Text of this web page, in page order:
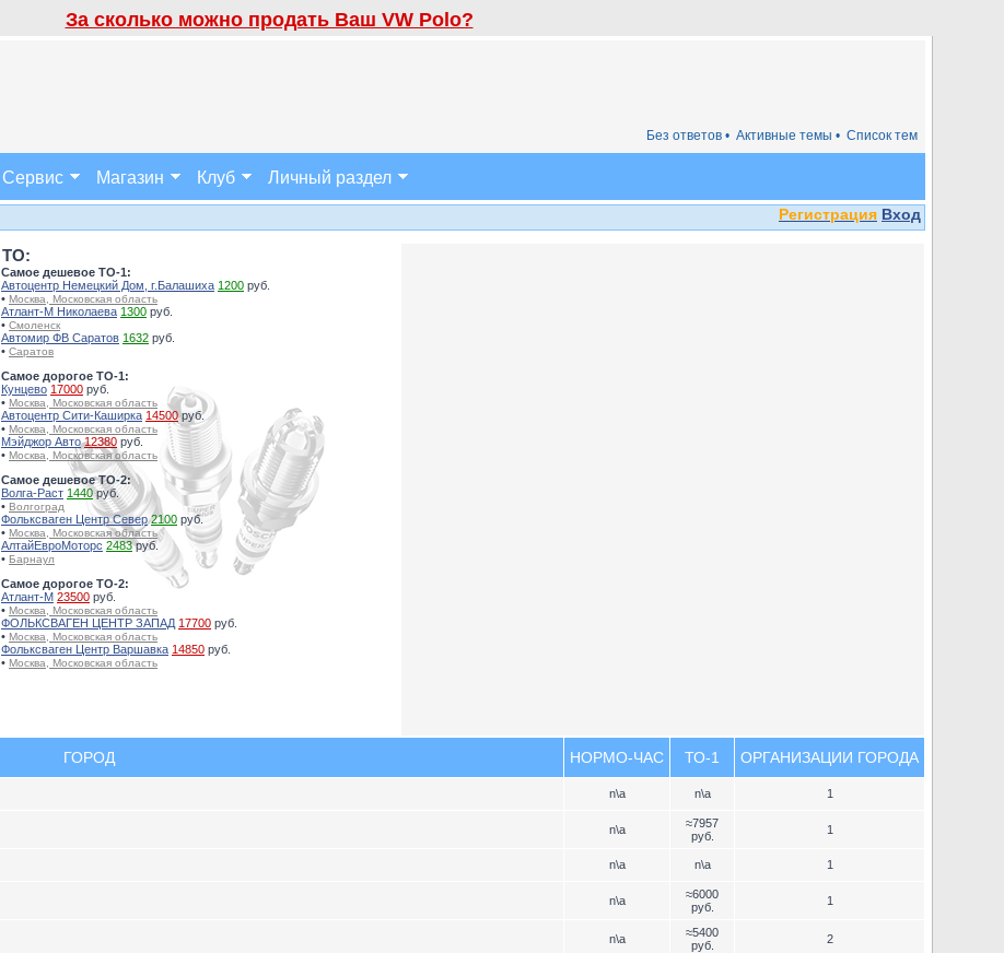
За сколько можно продать Ваш VW Polo?
Список тем
Активные темы •
Без ответов •
Сервис Магазин Клуб Личный раздел
Регистрация Вход
TO:
Самое дешевое ТО-1:
Автоцентр Немецкий Дом, г.Балашиха 1200 руб.
• Москва, Московская область
Атлант-М Николаева 1300 руб.
• Смоленск
Автомир ФВ Саратов 1632 руб.
• Саратов
Самое дорогое ТО-1:
Кунцево 17000 руб.
• Москва, Московская область
Автоцентр Сити-Каширка 14500 руб.
• Москва, Московская область
Мэйджор Авто 12380 руб.
• Москва, Московская область
Самое дешевое ТО-2:
Волга-Раст 1440руб.
• Волгоград
Фольксваген Центр Север 2100 руб.
• Москва, Московская область
АлтайЕвроМоторс 2483руб.
• Барнаул
Самое дорогое ТО-2:
Атлант-М 23500 руб.
• Москва, Московская область
ФОЛЬКСВАГЕН ЦЕНТР ЗАПАД 17700 руб.
• Москва, Московская область
Фольксваген Центр Варшавка 14850 руб.
• Москва, Московская область
ГОРОД НОРМО-ЧАС ТО-1 ОРГАНИЗАЦИИ ГОРОДА
n\a n\a 1
n\a
≈7957
руб.
1
n\a n\a 1
n\a
≈6000
руб.
1
n\a
≈5400
руб.
2